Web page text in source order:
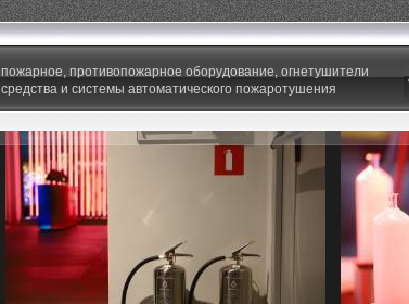
пожарное, противопожарное оборудование, огнетушители
средства и системы автоматического пожаротушения